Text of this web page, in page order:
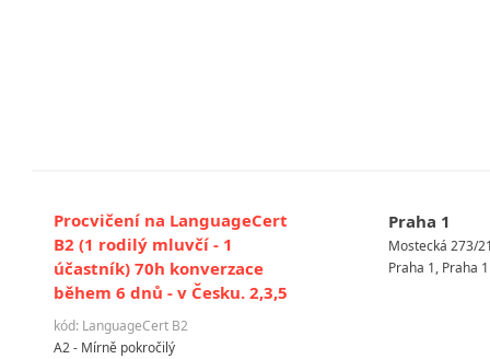
Procvičení na LanguageCert
B2 (1 rodilý mluvčí - 1
účastník) 70h konverzace
během 6 dnů - v Česku. 2,3,5
kód: LanguageCert B2
A2 - Mírně pokročilý
Praha 1
Mostecká 273/
Praha 1, Praha 1